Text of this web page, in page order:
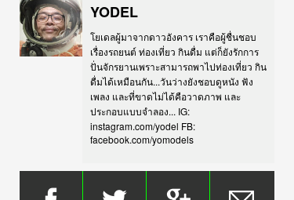
YODEL
โยเดลผู้มาจากดาวอังคาร เราคือผู้ชื่นชอบ
เรื่องรถยนต์ ท่องเที่ยว กินดื่ม แต่ก็ยังรักการ
ปั่นจักรยานเพราะสามารถพาไปท่องเที่ยว กิน
ดื่มได้เหมือนกัน...วันว่างยังชอบดูหนัง ฟัง
เพลง และที่ขาดไม่ได้คือวาดภาพ และ
ประกอบแบบจำลอง... IG:
instagram.com/yodel FB:
facebook.com/yomodels